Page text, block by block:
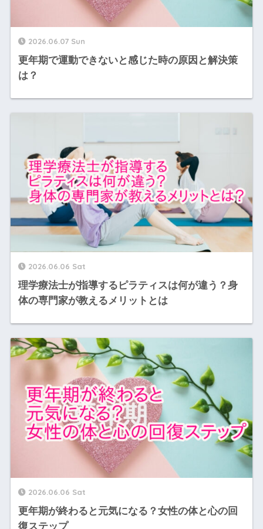
2026.06.07 Sun
更年期で運動できないと感じた時の原因と解決策
は？
2026.06.06 Sat
理学療法士が指導するピラティスは何が違う？身
体の専門家が教えるメリットとは
2026.06.06 Sat
更年期が終わると元気になる？女性の体と心の回
復ステップ